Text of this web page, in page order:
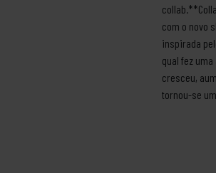
com o novo
inspirada
qual fez
cresceu,
tornou-se